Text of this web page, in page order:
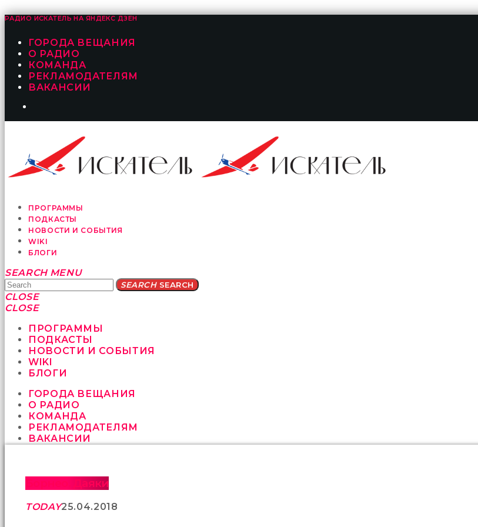
РАДИО ИСКАТЕЛЬ НА ЯНДЕКС ДЗЕН
ГОРОДА ВЕЩАНИЯ
О РАДИО
КОМАНДА
РЕКЛАМОДАТЕЛЯМ
ВАКАНСИИ
ПРОГРАММЫ
ПОДКАСТЫ
НОВОСТИ И СОБЫТИЯ
WIKI
БЛОГИ
Yatağa
bile
geçmeye
fırsat
sikici
kocalar
güzel
karıları
öttürüyor
sex
hikayeleri
en
yüzüne
altyazılı
SEARCH MENU
SEARCHSEARCH
CLOSE
CLOSE
ПРОГРАММЫ
ПОДКАСТЫ
НОВОСТИ И СОБЫТИЯ
WIKI
БЛОГИ
ГОРОДА ВЕЩАНИЯ
О РАДИО
КОМАНДА
РЕКЛАМОДАТЕЛЯМ
ВАКАНСИИ
Борнео. Даяки
TODAY25.04.2018